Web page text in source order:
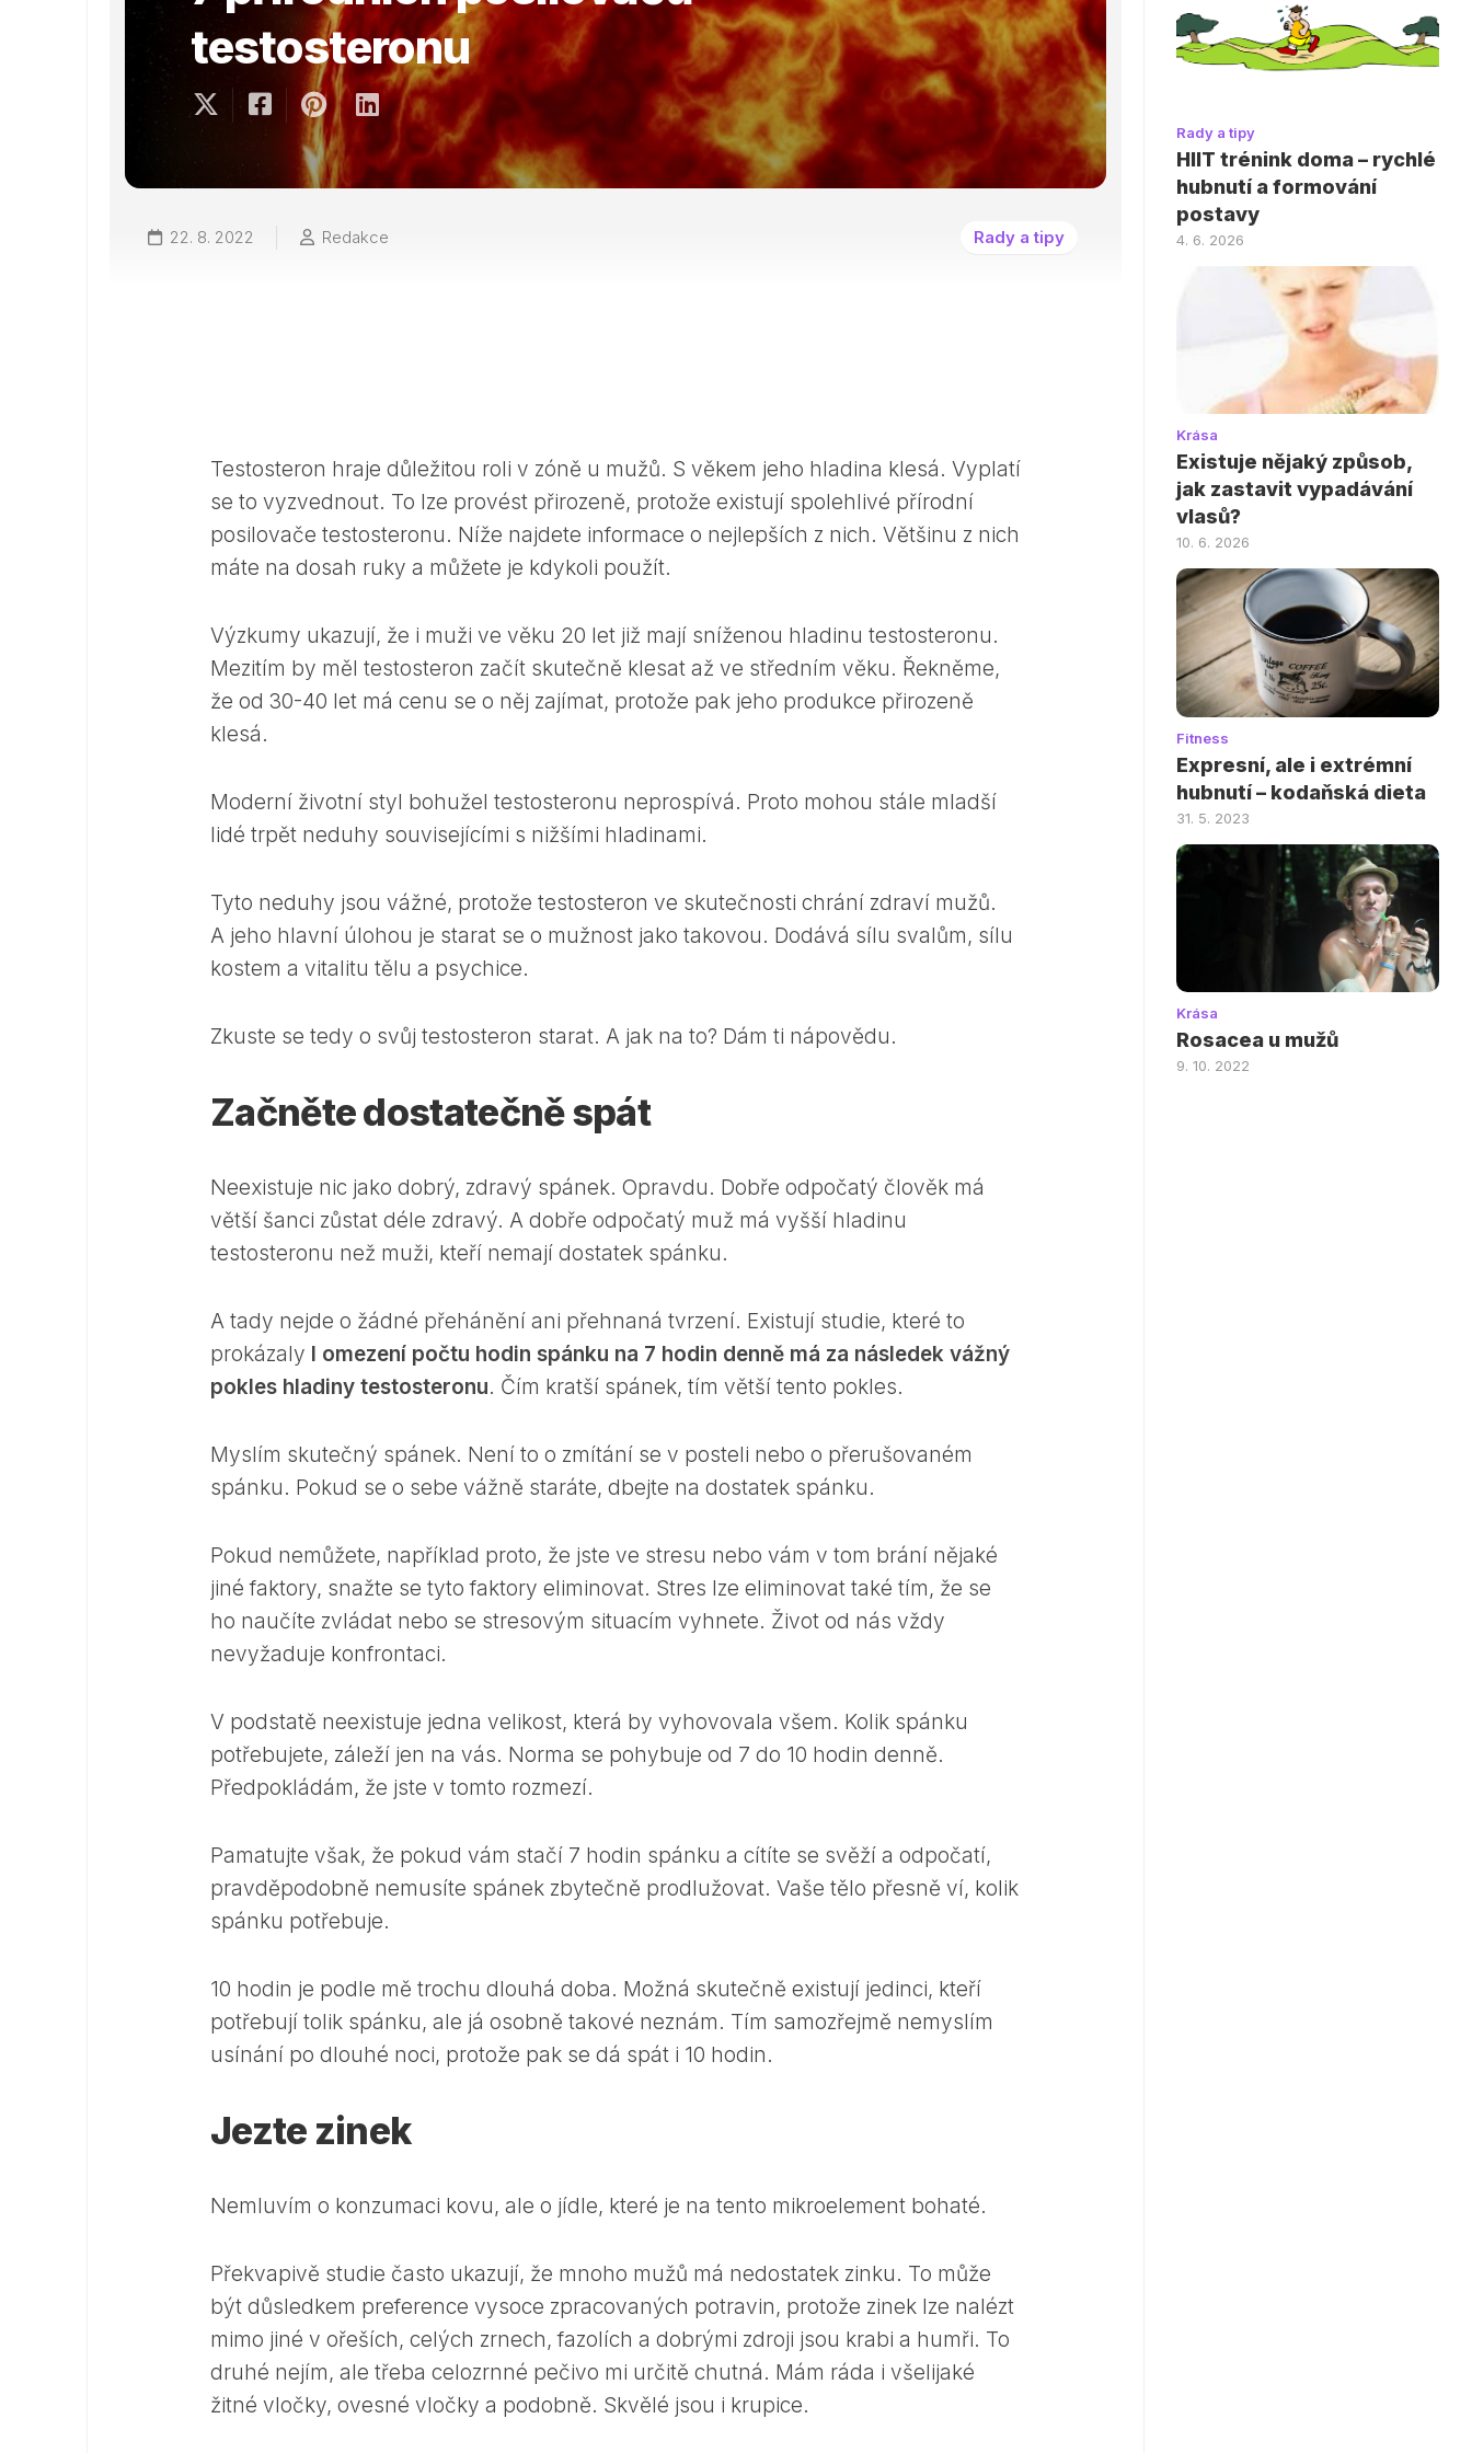
testosteronu
22. 8. 2022 Redakce Rady a tipy
Testosteron hraje důležitou roli v zóně u mužů. S věkem jeho hladina klesá. Vyplatí
se to vyzvednout. To lze provést přirozeně, protože existují spolehlivé přírodní
posilovače testosteronu. Níže najdete informace o nejlepších z nich. Většinu z nich
máte na dosah ruky a můžete je kdykoli použít.
Výzkumy ukazují, že i muži ve věku 20 let již mají sníženou hladinu testosteronu.
Mezitím by měl testosteron začít skutečně klesat až ve středním věku. Řekněme,
že od 30-40 let má cenu se o něj zajímat, protože pak jeho produkce přirozeně
klesá.
Moderní životní styl bohužel testosteronu neprospívá. Proto mohou stále mladší
lidé trpět neduhy souvisejícími s nižšími hladinami.
Tyto neduhy jsou vážné, protože testosteron ve skutečnosti chrání zdraví mužů.
A jeho hlavní úlohou je starat se o mužnost jako takovou. Dodává sílu svalům, sílu
kostem a vitalitu tělu a psychice.
Zkuste se tedy o svůj testosteron starat. A jak na to? Dám ti nápovědu.
Začněte dostatečně spát
Neexistuje nic jako dobrý, zdravý spánek. Opravdu. Dobře odpočatý člověk má
větší šanci zůstat déle zdravý. A dobře odpočatý muž má vyšší hladinu
testosteronu než muži, kteří nemají dostatek spánku.
A tady nejde o žádné přehánění ani přehnaná tvrzení. Existují studie, které to
prokázaly I omezení počtu hodin spánku na 7 hodin denně má za následek vážný
pokles hladiny testosteronu. Čím kratší spánek, tím větší tento pokles.
Myslím skutečný spánek. Není to o zmítání se v posteli nebo o přerušovaném
spánku. Pokud se o sebe vážně staráte, dbejte na dostatek spánku.
Pokud nemůžete, například proto, že jste ve stresu nebo vám v tom brání nějaké
jiné faktory, snažte se tyto faktory eliminovat. Stres lze eliminovat také tím, že se
ho naučíte zvládat nebo se stresovým situacím vyhnete. Život od nás vždy
nevyžaduje konfrontaci.
V podstatě neexistuje jedna velikost, která by vyhovovala všem. Kolik spánku
potřebujete, záleží jen na vás. Norma se pohybuje od 7 do 10 hodin denně.
Předpokládám, že jste v tomto rozmezí.
Pamatujte však, že pokud vám stačí 7 hodin spánku a cítíte se svěží a odpočatí,
pravděpodobně nemusíte spánek zbytečně prodlužovat. Vaše tělo přesně ví, kolik
spánku potřebuje.
10 hodin je podle mě trochu dlouhá doba. Možná skutečně existují jedinci, kteří
potřebují tolik spánku, ale já osobně takové neznám. Tím samozřejmě nemyslím
usínání po dlouhé noci, protože pak se dá spát i 10 hodin.
Jezte zinek
Nemluvím o konzumaci kovu, ale o jídle, které je na tento mikroelement bohaté.
Překvapivě studie často ukazují, že mnoho mužů má nedostatek zinku. To může
být důsledkem preference vysoce zpracovaných potravin, protože zinek lze nalézt
mimo jiné v ořeších, celých zrnech, fazolích a dobrými zdroji jsou krabi a humři. To
druhé nejím, ale třeba celozrnné pečivo mi určitě chutná. Mám ráda i všelijaké
žitné vločky, ovesné vločky a podobně. Skvělé jsou i krupice.
Rady a tipy
HIIT trénink doma – rychlé
hubnutí a formování
postavy
4. 6. 2026
Krása
Existuje nějaký způsob,
jak zastavit vypadávání
vlasů?
10. 6. 2026
Fitness
Expresní, ale i extrémní
hubnutí – kodaňská dieta
31. 5. 2023
Krása
Rosacea u mužů
9. 10. 2022